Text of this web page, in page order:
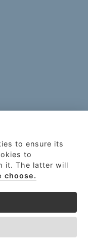
to ensure its
to
it. The latter will
choose.